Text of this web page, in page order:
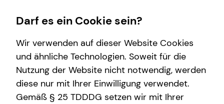
Wissenswertes
Interview
Service
Kundenportal
Finanzberatung
Kapitalanlage Immobilien
Immobilienfinanzierung
Überblick
Darf es ein Cookie sein?
Wir verwenden auf dieser Website Cookies
und ähnliche Technologien. Soweit für die
Nutzung der Website nicht notwendig, werden
diese nur mit Ihrer Einwilligung verwendet.
Gemäß § 25 TDDDG setzen wir mit Ihrer